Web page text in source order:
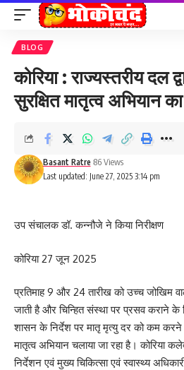
BLOG
कोरिया : राज्यस्तरीय दल
सुरक्षित मातृत्व अभियान
Last updated: June 27, 2025 3:14 pm
Basant Ratre 86 Views
उप संचालक डॉ. कन्नौजे ने किया निरीक्षण
कोरिया 27 जून 2025
प्रतिमाह 9 और 24 तारीख को उच्च जोखिम
जाती है और चिन्हित संस्था पर प्रसव कराने के
शासन के निर्देश पर मातृ मृत्यु दर को कम करने
मातृत्व अभियान चलाया जा रहा है। कोरिया
निर्देशन एवं मुख्य चिकित्सा एवं स्वास्थ्य